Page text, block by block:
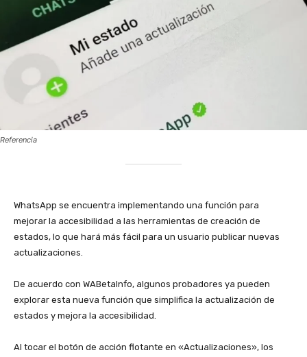
Referencia
‎WhatsApp se encuentra implementando una función para
mejorar la accesibilidad a las herramientas de creación de
estados, lo que hará más fácil para un usuario publicar nuevas
actualizaciones.
‎De acuerdo con WABetaInfo, algunos probadores ya pueden
explorar esta nueva función que simplifica la actualización de
estados y mejora la accesibilidad.
‎Al tocar el botón de acción flotante en «Actualizaciones», los